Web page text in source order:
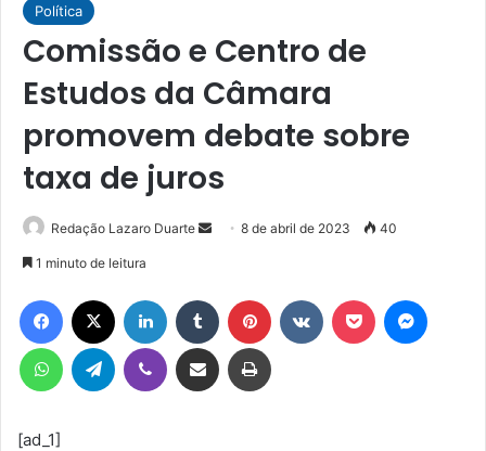
Política
Comissão e Centro de
Estudos da Câmara
promovem debate sobre
taxa de juros
Redação Lazaro Duarte
Mande
mail
8 de abril de 2023 40
1 minuto de leitura
Facebook Linkedin Tumblr Pinterest Pocket
WhatsAppTelegram Viber Compartilhar via e-mail Imprimir
[ad_1]